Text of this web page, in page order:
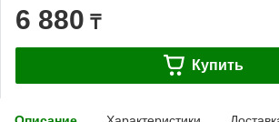
6 880 ₸
Купить